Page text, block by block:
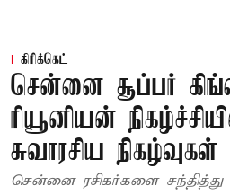
கிரிக்கெட்
சென்னை சூப்பர்
ரியூனியன்
சுவாரசிய நிகழ்வுகள்
சென்னை ரசிகர்களை சந்தித்து